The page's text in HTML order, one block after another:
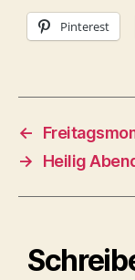
Pinterest
←
→
Heilig